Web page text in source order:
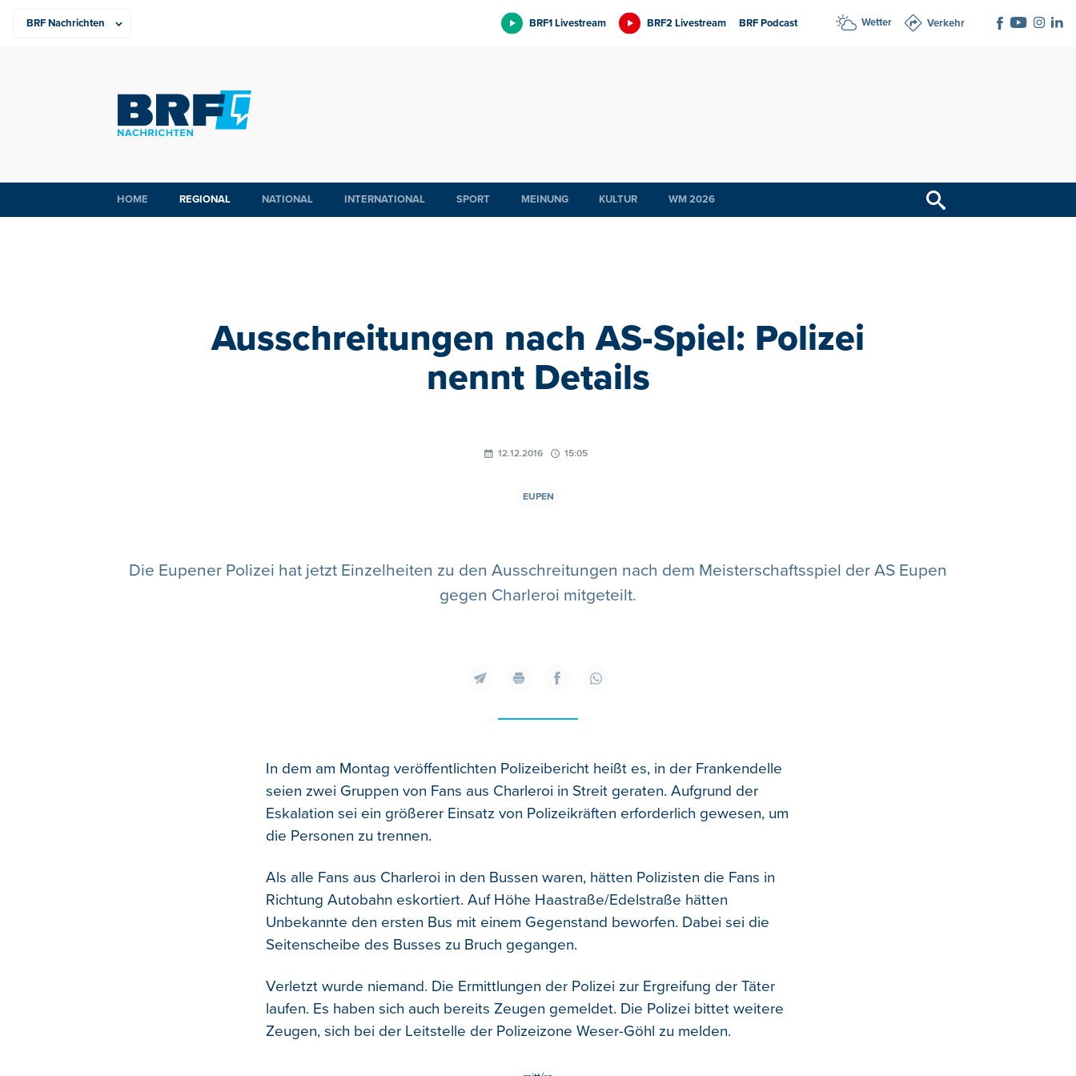
BRF1 Livestream BRF2 Livestream BRF Podcast Wetter Verkehr
HOME REGIONAL NATIONAL INTERNATIONAL SPORT MEINUNG KULTUR WM 2026
Ausschreitungen nach AS-Spiel: Polizei
nennt Details
12.12.2016 15:05
EUPEN
Die Eupener Polizei hat jetzt Einzelheiten zu den Ausschreitungen nach dem Meisterschaftsspiel der AS Eupen
gegen Charleroi mitgeteilt.
In dem am Montag veröffentlichten Polizeibericht heißt es, in der Frankendelle
seien zwei Gruppen von Fans aus Charleroi in Streit geraten. Aufgrund der
Eskalation sei ein größerer Einsatz von Polizeikräften erforderlich gewesen, um
die Personen zu trennen.
Als alle Fans aus Charleroi in den Bussen waren, hätten Polizisten die Fans in
Richtung Autobahn eskortiert. Auf Höhe Haastraße/Edelstraße hätten
Unbekannte den ersten Bus mit einem Gegenstand beworfen. Dabei sei die
Seitenscheibe des Busses zu Bruch gegangen.
Verletzt wurde niemand. Die Ermittlungen der Polizei zur Ergreifung der Täter
laufen. Es haben sich auch bereits Zeugen gemeldet. Die Polizei bittet weitere
Zeugen, sich bei der Leitstelle der Polizeizone Weser-Göhl zu melden.